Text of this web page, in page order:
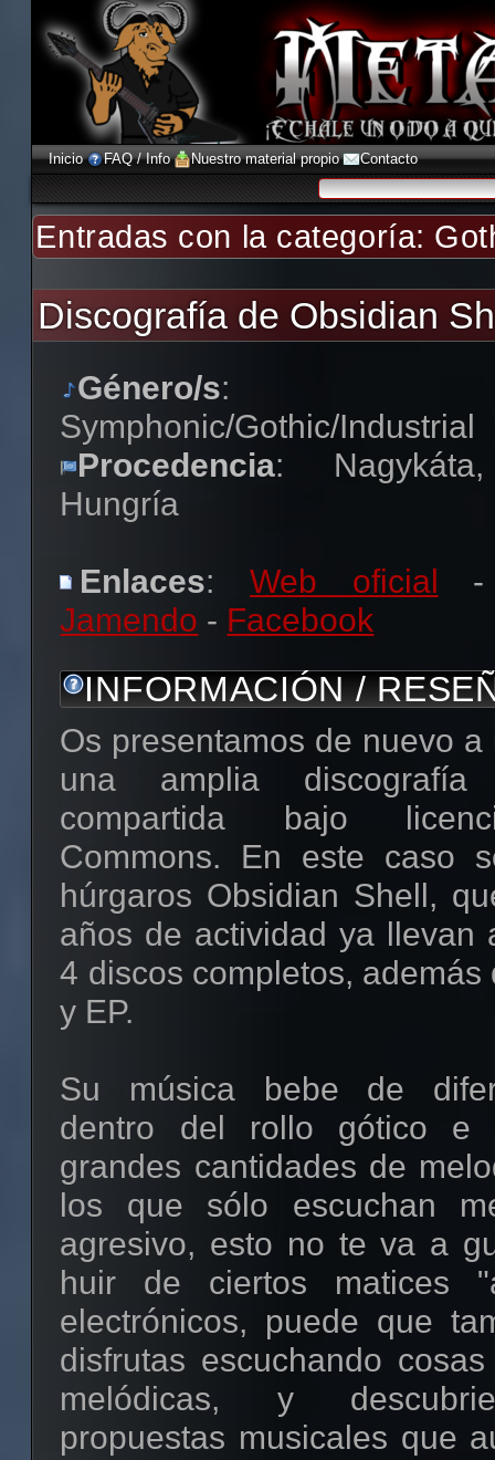
Inicio FAQ / Info Nuestro material propio Contacto
Entradas con la categoría:
Discografía de Obsidian
Género/s:
Symphonic/Gothic/Industrial
Procedencia: Nagykáta,
Hungría
Enlaces:Web oficial -
Jamendo - Facebook
INFORMACIÓN /
Os presentamos de nuevo
una amplia
compartida bajo
Commons. En este caso
húrgaros Obsidian Shell,
años de actividad ya llevan
4 discos completos, además
y EP.
Su música bebe de
dentro del rollo gótico e
grandes cantidades de
los que sólo escuchan
agresivo, esto no te va a
huir de ciertos matices
electrónicos, puede que
disfrutas escuchando
melódicas, y
propuestas musicales que